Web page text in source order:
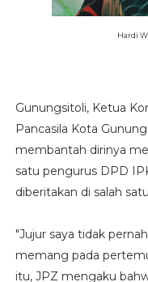
Hardi
Gunungsitoli, Ketua
Pancasila Kota
membantah dirinya
satu pengurus DPD
diberitakan di salah
"Jujur saya tidak
memang pada
itu, JPZ mengaku